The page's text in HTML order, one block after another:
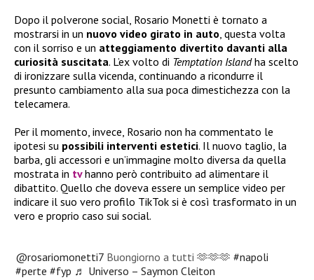
Dopo il polverone social, Rosario Monetti è tornato a
mostrarsi in un nuovo video girato in auto, questa volta
con il sorriso e un atteggiamento divertito davanti alla
curiosità suscitata. L’ex volto di Temptation Islandha scelto
di ironizzare sulla vicenda, continuando a ricondurre il
presunto cambiamento alla sua poca dimestichezza con la
telecamera.
Per il momento, invece, Rosario non ha commentato le
ipotesi su possibili interventi estetici. Il nuovo taglio, la
barba, gli accessori e un’immagine molto diversa da quella
mostrata in tvhanno però contribuito ad alimentare il
dibattito. Quello che doveva essere un semplice video per
indicare il suo vero profilo TikTok si è così trasformato in un
vero e proprio caso sui social.
@rosariomonetti7 Buongiorno a tutti 🫶🫶🫶#napoli
#perte #fyp ♬ Universo – Saymon Cleiton